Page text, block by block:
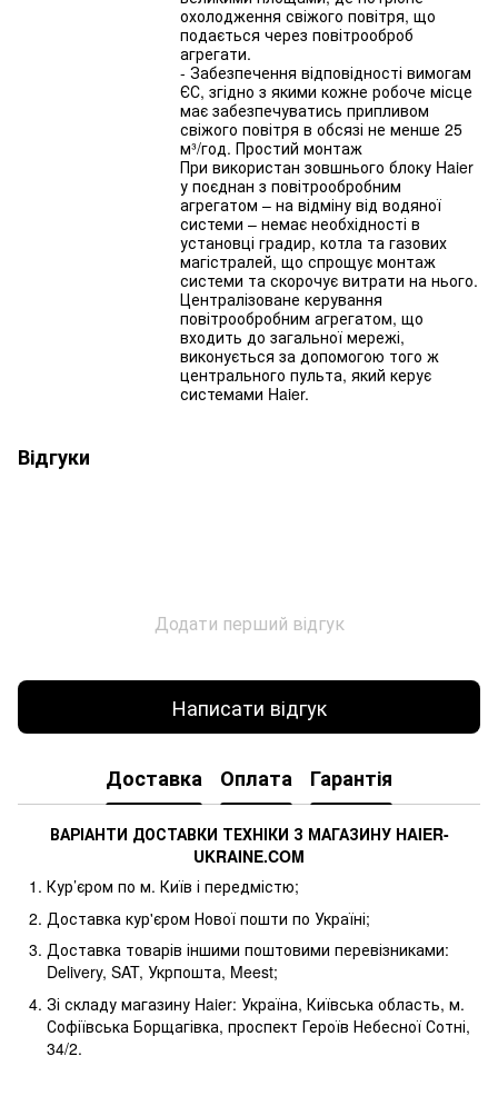
охолодження свіжого повітря, що
подається через повітрооброб
агрегати.
- Забезпечення відповідності вимогам
ЄС, згідно з якими кожне робоче місце
має забезпечуватись припливом
свіжого повітря в обсязі не менше 25
м³/год. Простий монтаж
При використан зовшнього блоку Haier
у поєднан з повітрообробним
агрегатом – на відміну від водяної
системи – немає необхідності в
установці градир, котла та газових
магістралей, що спрощує монтаж
системи та скорочує витрати на нього.
Централізоване керування
повітрообробним агрегатом, що
входить до загальної мережі,
виконується за допомогою того ж
центрального пульта, який керує
системами Haier.
Відгуки
Додати перший відгук
Написати відгук
Доставка Оплата Гарантія
ВАРІАНТИ ДОСТАВКИ ТЕХНІКИ З МАГАЗИНУ HAIER-
UKRAINE.COM
Кур’єром по м. Київ і передмістю;
Доставка кур'єром Нової пошти по Україні;
Доставка товарів іншими поштовими перевізниками:
Delivery, SAT, Укрпошта, Meest;
Зі складу магазину Haier: Україна, Київська область, м.
Софіївська Борщагівка, проспект Героїв Небесної Сотні,
34/2.